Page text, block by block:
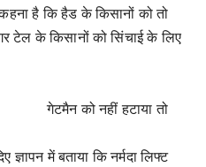
है कि हैड के किसानों को तो
टेल के किसानों को सिंचाई के लिए
हटाया तो
ज्ञापन में बताया कि नर्मदा लिफ्ट